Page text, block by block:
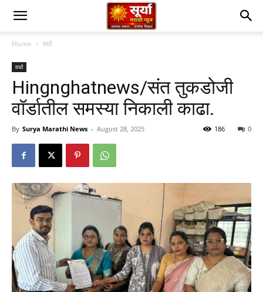
Home वर्धा
वर्धा
Hingnghatnews/संत तुकडोजी
वॉर्डातील समस्या निकाली काढा.
By Surya Marathi News - August 28, 2025 0
186